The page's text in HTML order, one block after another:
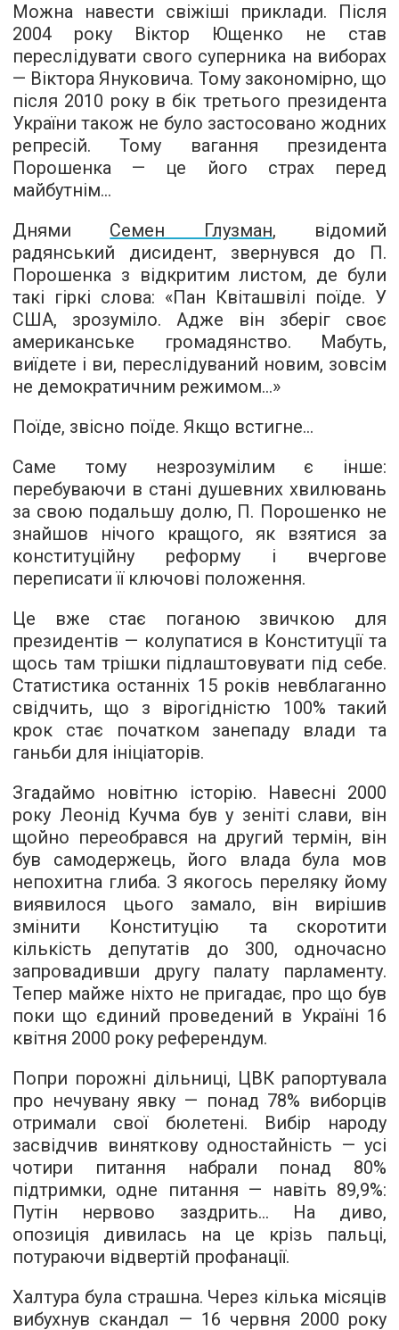
Можна навести свіжіші приклади. Після
2004 року Віктор Ющенко не став
переслідувати свого суперника на виборах
— Віктора Януковича. Тому закономірно, що
після 2010 року в бік третього президента
України також не було застосовано жодних
репресій. Тому вагання президента
Порошенка — це його страх перед
майбутнім...
Днями Семен Глузман, відомий
радянський дисидент, звернувся до П.
Порошенка з відкритим листом, де були
такі гіркі слова: «Пан Квіташвілі поїде. У
США, зрозуміло. Адже він зберіг своє
американське громадянство. Мабуть,
виїдете і ви, переслідуваний новим, зовсім
не демократичним режимом...»
Поїде, звісно поїде. Якщо встигне...
Саме тому незрозумілим є інше:
перебуваючи в стані душевних хвилювань
за свою подальшу долю, П. Порошенко не
знайшов нічого кращого, як взятися за
конституційну реформу і вчергове
переписати її ключові положення.
Це вже стає поганою звичкою для
президентів — колупатися в Конституції та
щось там трішки підлаштовувати під себе.
Статистика останніх 15 років невблаганно
свідчить, що з вірогідністю 100% такий
крок стає початком занепаду влади та
ганьби для ініціаторів.
Згадаймо новітню історію. Навесні 2000
року Леонід Кучма був у зеніті слави, він
щойно переобрався на другий термін, він
був самодержець, його влада була мов
непохитна глиба. З якогось переляку йому
виявилося цього замало, він вирішив
змінити Конституцію та скоротити
кількість депутатів до 300, одночасно
запровадивши другу палату парламенту.
Тепер майже ніхто не пригадає, про що був
поки що єдиний проведений в Україні 16
квітня 2000 року референдум.
Попри порожні дільниці, ЦВК рапортувала
про нечувану явку — понад 78% виборців
отримали свої бюлетені. Вибір народу
засвідчив виняткову одностайність — усі
чотири питання набрали понад 80%
підтримки, одне питання — навіть 89,9%:
Путін нервово заздрить... На диво,
опозиція дивилась на це крізь пальці,
потураючи відвертій профанації.
Халтура була страшна. Через кілька місяців
вибухнув скандал — 16 червня 2000 року